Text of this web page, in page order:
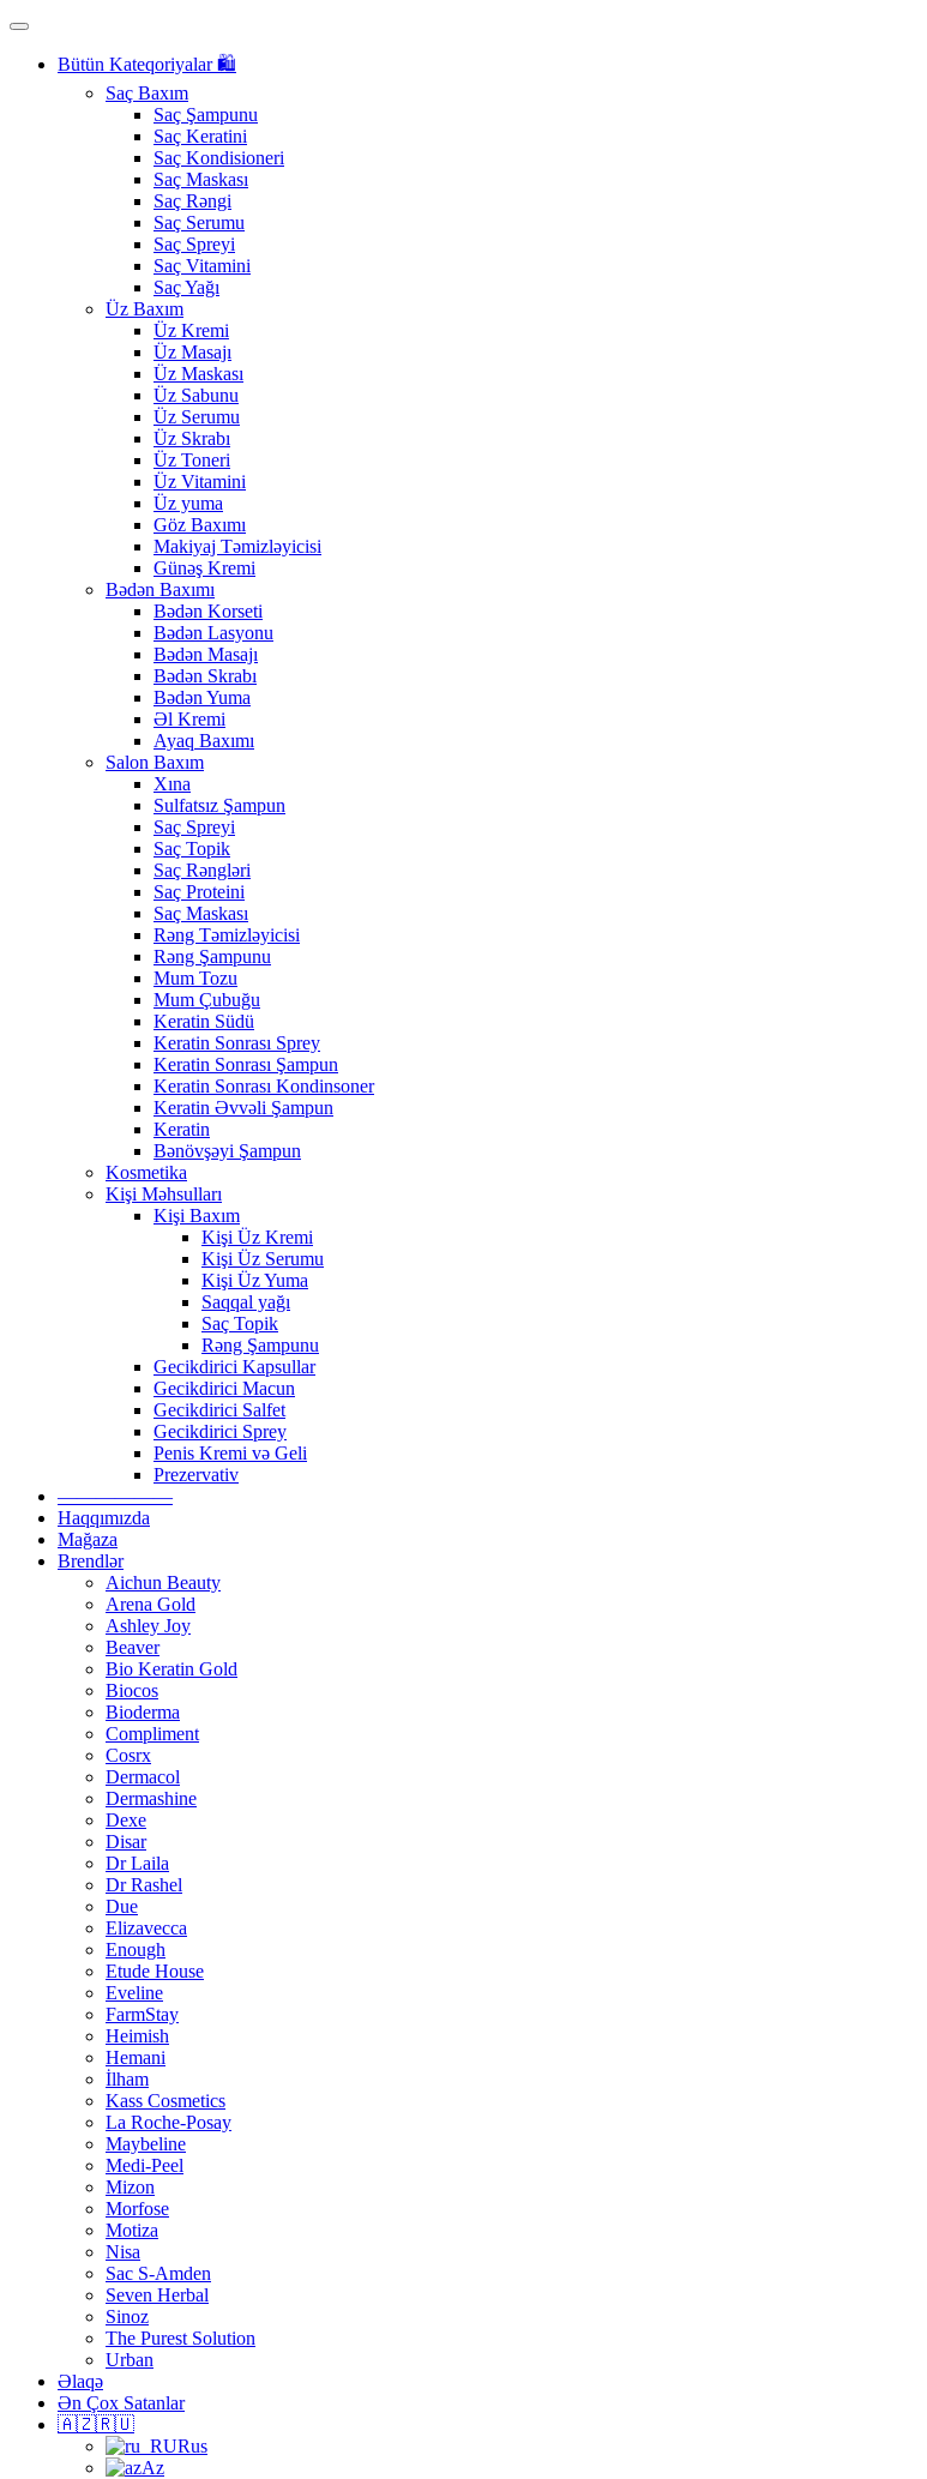
Bütün Kateqoriyalar 🛍️
Saç Baxım
Saç Şampunu
Saç Keratini
Saç Kondisioneri
Saç Maskası
Saç Rəngi
Saç Serumu
Saç Spreyi
Saç Vitamini
Saç Yağı
Üz Baxım
Üz Kremi
Üz Masajı
Üz Maskası
Üz Sabunu
Üz Serumu
Üz Skrabı
Üz Toneri
Üz Vitamini
Üz yuma
Göz Baxımı
Makiyaj Təmizləyicisi
Günəş Kremi
Bədən Baxımı
Bədən Korseti
Bədən Lasyonu
Bədən Masajı
Bədən Skrabı
Bədən Yuma
Əl Kremi
Ayaq Baxımı
Salon Baxım
Xına
Sulfatsız Şampun
Saç Spreyi
Saç Topik
Saç Rəngləri
Saç Proteini
Saç Maskası
Rəng Təmizləyicisi
Rəng Şampunu
Mum Tozu
Mum Çubuğu
Keratin Südü
Keratin Sonrası Sprey
Keratin Sonrası Şampun
Keratin Sonrası Kondinsoner
Keratin Əvvəli Şampun
Keratin
Bənövşəyi Şampun
Kosmetika
Kişi Məhsulları
Kişi Baxım
Kişi Üz Kremi
Kişi Üz Serumu
Kişi Üz Yuma
Saqqal yağı
Saç Topik
Rəng Şampunu
Gecikdirici Kapsullar
Gecikdirici Macun
Gecikdirici Salfet
Gecikdirici Sprey
Penis Kremi və Geli
Prezervativ
——————
Haqqımızda
Mağaza
Brendlər
Aichun Beauty
Arena Gold
Ashley Joy
Beaver
Bio Keratin Gold
Biocos
Bioderma
Compliment
Cosrx
Dermacol
Dermashine
Dexe
Disar
Dr Laila
Dr Rashel
Due
Elizavecca
Enough
Etude House
Eveline
FarmStay
Heimish
Hemani
İlham
Kass Cosmetics
La Roche-Posay
Maybeline
Medi-Peel
Mizon
Morfose
Motiza
Nisa
Sac S-Amden
Seven Herbal
Sinoz
The Purest Solution
Urban
Əlaqə
Ən Çox Satanlar
🇦🇿🇷🇺
Rus
Az